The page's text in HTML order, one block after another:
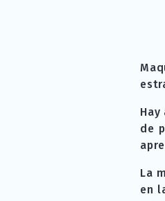
de
La
en